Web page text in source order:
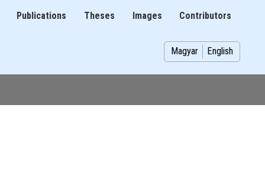
Publications Theses Images Contributors
Magyar English